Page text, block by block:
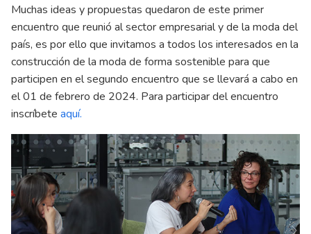
Muchas ideas y propuestas quedaron de este primer
encuentro que reunió al sector empresarial y de la moda del
país, es por ello que invitamos a todos los interesados en la
construcción de la moda de forma sostenible para que
participen en el segundo encuentro que se llevará a cabo en
el 01 de febrero de 2024. Para participar del encuentro
inscríbete aquí.